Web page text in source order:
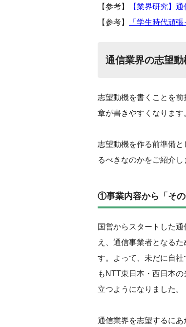
【参考】
【業界研究】
【参考】
「学生時代頑
通信業界の志望
志望動機を書くことを
章が書きやすくなります
志望動機を作る前準備
るべきなのかをご紹介し
‌①事業内容から「そ
国営からスタートした
え、通信事業者となる
す。よって、未だに自
もNTT東日本・西日本
立つようになりました。
通信業界を志望するに